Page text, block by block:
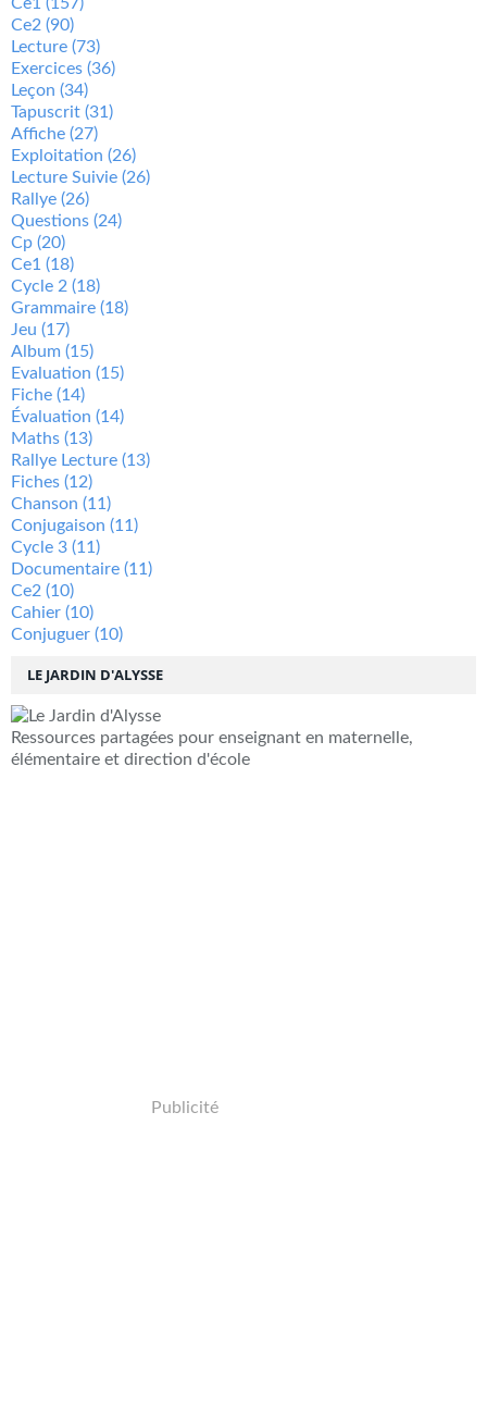
LE JARDIN D'ALYSSE
Ressources partagées pour enseignant en maternelle,
élémentaire et direction d'école
Publicité
Ce2 (90)
Lecture (73)
Exercices (36)
Leçon (34)
Tapuscrit (31)
Affiche (27)
Exploitation (26)
Lecture Suivie (26)
Rallye (26)
Questions (24)
Cp (20)
Ce1 (18)
Cycle 2 (18)
Grammaire (18)
Jeu (17)
Album (15)
Evaluation (15)
Fiche (14)
Évaluation (14)
Maths (13)
Rallye Lecture (13)
Fiches (12)
Chanson (11)
Conjugaison (11)
Cycle 3 (11)
Documentaire (11)
Ce2 (10)
Cahier (10)
Conjuguer (10)